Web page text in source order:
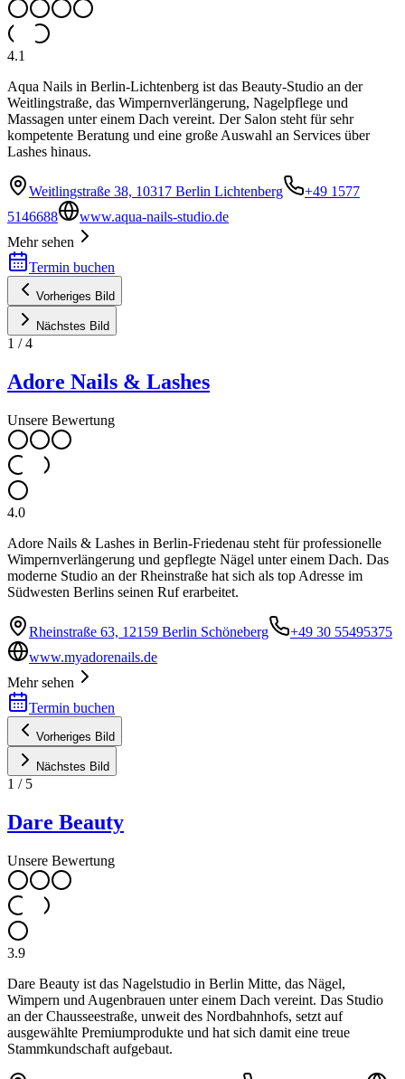
4.1
Aqua Nails in Berlin-Lichtenberg ist das Beauty-Studio an der
Weitlingstraße, das Wimpernverlängerung, Nagelpflege und
Massagen unter einem Dach vereint. Der Salon steht für sehr
kompetente Beratung und eine große Auswahl an Services über
Lashes hinaus.
Weitlingstraße 38, 10317 Berlin Lichtenberg
+49 1577
5146688
www.aqua-nails-studio.de
Mehr sehen
Termin buchen
Vorheriges Bild
Nächstes Bild
1 /4
Adore Nails & Lashes
Unsere Bewertung
4.0
Adore Nails & Lashes in Berlin-Friedenau steht für professionelle
Wimpernverlängerung und gepflegte Nägel unter einem Dach. Das
moderne Studio an der Rheinstraße hat sich als top Adresse im
Südwesten Berlins seinen Ruf erarbeitet.
Rheinstraße 63, 12159 Berlin Schöneberg
+49 30 55495375
www.myadorenails.de
Mehr sehen
Termin buchen
Vorheriges Bild
Nächstes Bild
1 / 5
Dare Beauty
Unsere Bewertung
3.9
Dare Beauty ist das Nagelstudio in Berlin Mitte, das Nägel,
Wimpern und Augenbrauen unter einem Dach vereint. Das Studio
an der Chausseestraße, unweit des Nordbahnhofs, setzt auf
ausgewählte Premiumprodukte und hat sich damit eine treue
Stammkundschaft aufgebaut.